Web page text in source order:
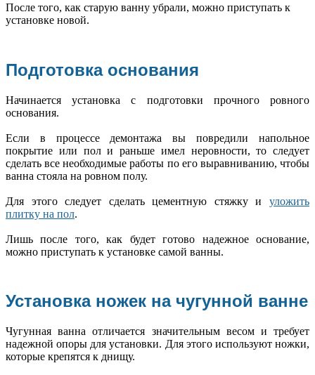
После того, как старую ванну убрали, можно приступать к
установке новой.
Подготовка основания
Начинается установка с подготовки прочного ровного
основания.
Если в процессе демонтажа вы повредили напольное
покрытие или пол и раньше имел неровности, то следует
сделать все необходимые работы по его выравниванию, чтобы
ванна стояла на ровном полу.
Для этого следует сделать цементную стяжку и уложить
плитку на пол.
Лишь после того, как будет готово надежное основание,
можно приступать к установке самой ванны.
Установка ножек на чугунной ванне
Чугунная ванна отличается значительным весом и требует
надежной опоры для установки. Для этого используют ножки,
которые крепятся к днищу.